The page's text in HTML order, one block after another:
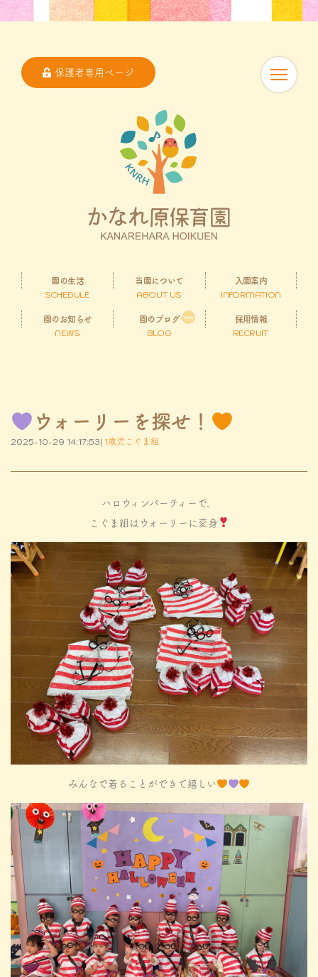
保護者専用ページ
園の生活
SCHEDULE
当園について
ABOUT US
入園案内
INFORMATION
園のお知らせ
NEWS
園のブログ
BLOG
採用情報
RECRUIT
ウォーリーを探せ！
2025-10-29 14:17:53| 1歳児こぐま組
ハロウィンパーティーで、
こぐま組はウォーリーに変身
みんなで着ることができて嬉しい